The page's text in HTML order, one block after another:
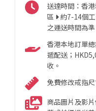
送達時間：香
區
約7-14個
之運送時間為準
香港本地訂單
遞配送；
收。
免費修改戒指
商品圖片及影